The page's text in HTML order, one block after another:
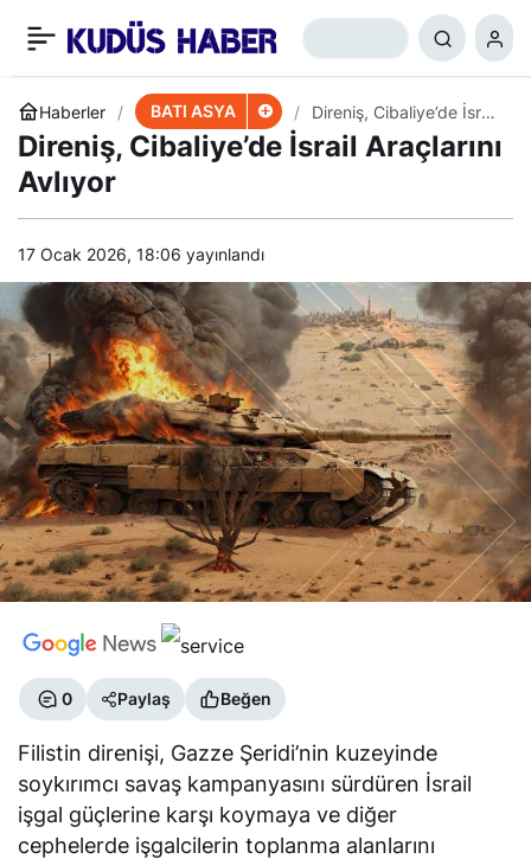
Haberler BATI ASYA
Direniş, Cibaliye’de İsrail
Araçlarını Avlıyor
Direniş, Cibaliye’de İsrail Araçlarını
Avlıyor
17 Ocak 2026, 18:06 yayınlandı
0 Paylaş Beğen
Filistin direnişi, Gazze Şeridi’nin kuzeyinde
soykırımcı savaş kampanyasını sürdüren İsrail
işgal güçlerine karşı koymaya ve diğer
cephelerde işgalcilerin toplanma alanlarını
​​​​​​​Hizbullah’tan İsrail’e Sert
Darbe
+ 0 Paylaş